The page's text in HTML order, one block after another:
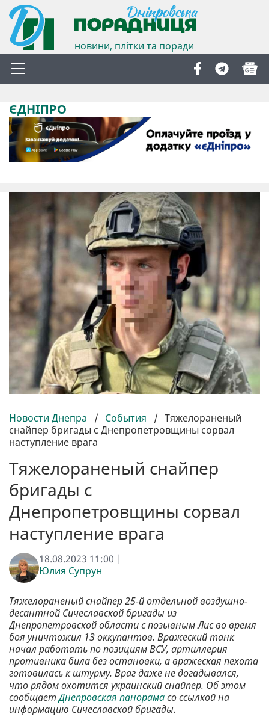
новини, плітки та поради
ЄДНІПРО
Новости Днепра / События / Тяжелораненый
снайпер бригады с Днепропетровщины сорвал
наступление врага
Тяжелораненый снайпер
бригады с
Днепропетровщины сорвал
наступление врага
18.08.2023 11:00 |
Юлия Супрун
Тяжелораненый снайпер 25-й отдельной воздушно-
десантной Сичеславской бригады из
Днепропетровской области с позывным Лис во время
боя уничтожил 13 оккупантов. Вражеский танк
начал работать по позициям ВСУ, артиллерия
противника била без остановки, а вражеская пехота
готовилась к штурму. Враг даже не догадывался,
что рядом охотится украинский снайпер. Об этом
сообщаетДнепровская панорамасо ссылкой на
информацию Сичеславской бригады.